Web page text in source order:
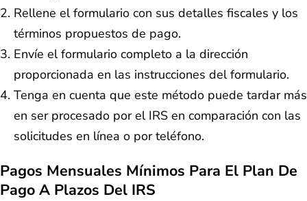
Rellene el formulario con sus detalles fiscales y los
términos propuestos de pago.
Envíe el formulario completo a la dirección
proporcionada en las instrucciones del formulario.
Tenga en cuenta que este método puede tardar más
en ser procesado por el IRS en comparación con las
solicitudes en línea o por teléfono.
Pagos Mensuales Mínimos Para El Plan De
Pago A Plazos Del IRS